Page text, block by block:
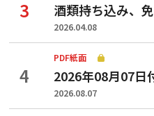
酒類持ち込み、
2026.04.08
PDF紙面
2026年08月07日
2026.08.07